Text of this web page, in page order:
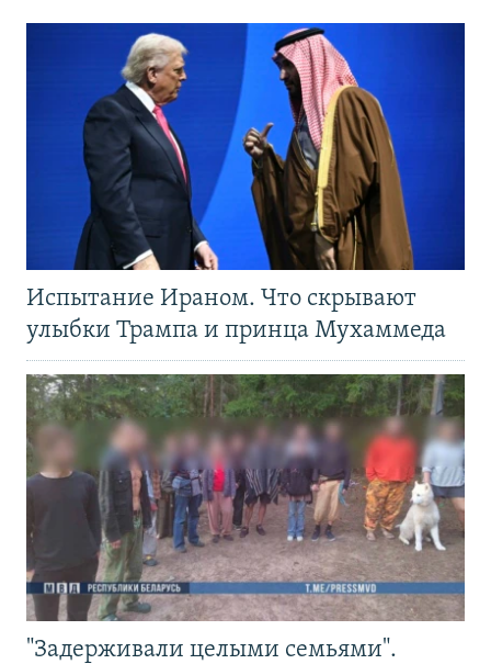
Испытание Ираном. Что скрывают
улыбки Трампа и принца Мухаммеда
"Задерживали целыми семьями".